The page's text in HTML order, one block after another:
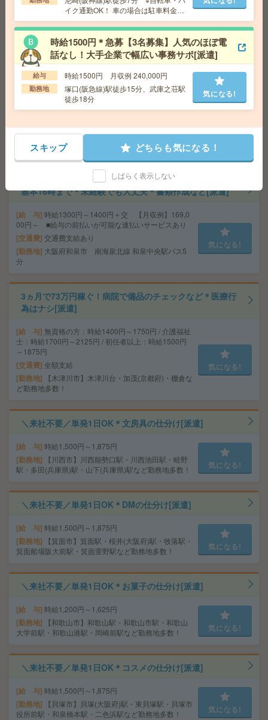
時給1730円＋交 ■給与の前払いが可能な速
払いサービスあり
交通費 交通費支給あり
勤務地
大阪府大阪市北区 大阪メトロ四つ橋線 西梅
田駅徒歩4分、大阪環状線 大阪駅徒歩7分
気になる!
座り仕事！高時給！土日休み！日勤のお仕事！半導体の
製造[派遣]
給 与 時給1300円
交通費 交通費支給有り
気になる!
基本16時まで＊未経験でも大丈夫＊書類作成など[派遣]
給 与 時給1300円～1400円＋交 【月収例】169,0
00円～ ■給与の前払いが可能な速払いサービスあり
交通費 交通費支給あり
勤務地 大阪府和泉市 南海泉北線 和泉中央駅バス5
分
気になる!
3ヵ月で73万円稼ぐ！病院で備品のチェックなど＊医療行
為はナシ[派遣]
給 与 無資格の方：時給1400円～1750円 / 介護福祉
士：時給1700円～2125円 / 初任者以上：時給1500円
～1875円
交通費 全額支給
勤務地
【木津川市】木津川台・加茂(京都府)・棚倉な
ど勤務地多数！
気になる!
＼来社不要／単発1日OK＊文房具の仕分け[派遣]
給 与 時給1,500円～1,875円
勤務地
【川西市】川西能勢口駅・川西池田駅・畦野
駅・多田(兵庫県)駅・山下(兵庫県)駅など勤務地多数！
気になる!
＼来社不要／単発1日OK＊DMの仕分け[派遣]
給 与 時給1,500円～1,875円
勤務地
【箕面市】箕面駅・桜井(大阪府)駅・牧落駅・
箕面船場阪大前駅・箕面萱野駅など勤務地多数！
気になる!
＼来社不要／単発1日OK＊お菓子の仕分け[派遣]
給 与 時給1,200円～1,625円
勤務地
【和歌山市】和歌山駅・和歌山市駅・和歌山
大学前駅・和歌山港駅・岡崎前駅など勤務地多数！
気になる!
＼来社不要／単発1日OK＊コスメの仕分け[派遣]
給 与 時給1,500円～1,875円
勤務地
【貝塚市】貝塚(大阪府)駅・東貝塚駅・貝塚市
役所前駅・和泉橋本駅・二色浜駅など勤務地多数！
気になる!
イク通勤OK！ 車の場合は駐車料金か
かります
時給1500円＊急募【3名募集】人気のほぼ電
話なし！大手企業で幅広い事務サポ[派遣]
給与 時給1500円 月収例 240,000円
勤務地
塚口(阪急線)駅徒歩15分、武庫之荘駅
徒歩18分
気になる!
スキップ どちらも気になる！
しばらく表示しない